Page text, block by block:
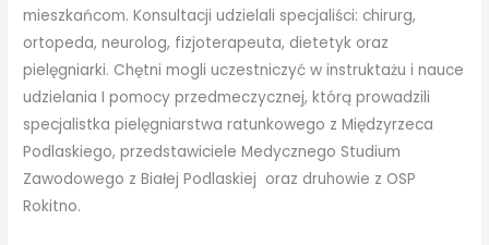
mieszkańcom. Konsultacji udzielali specjaliści: chirurg,
ortopeda, neurolog, fizjoterapeuta, dietetyk oraz
pielęgniarki. Chętni mogli uczestniczyć w instruktażu i nauce
udzielania I pomocy przedmeczycznej, którą prowadzili
specjalistka pielęgniarstwa ratunkowego z Międzyrzeca
Podlaskiego, przedstawiciele Medycznego Studium
Zawodowego z Białej Podlaskiej oraz druhowie z OSP
Rokitno.